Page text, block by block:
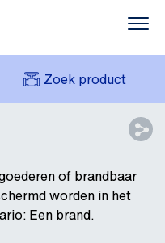
Zoek product
VACATURES
of brandbaar
worden in het
Een brand.